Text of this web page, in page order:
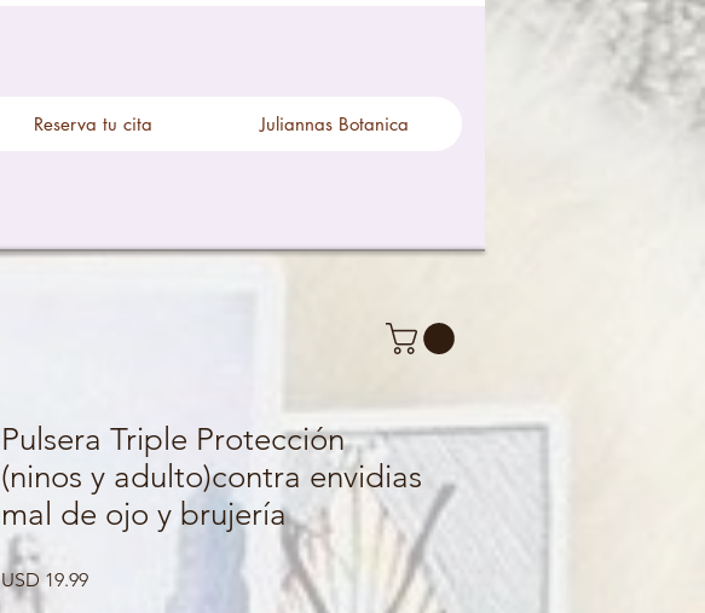
Reserva tu cita Juliannas Botanica
Pulsera Triple Protección
(ninos y adulto)contra envidias
mal de ojo y brujería
USD 19.99Precio